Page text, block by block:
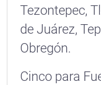
Tezontepec,
de Juárez,
Obregón.
Cinco para